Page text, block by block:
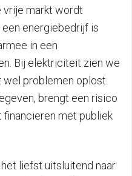
vrije markt wordt
energiebedrijf is
in een
Bij elektriciteit zien we
problemen oplost.
brengt een risico
met publiek
liefst uitsluitend naar